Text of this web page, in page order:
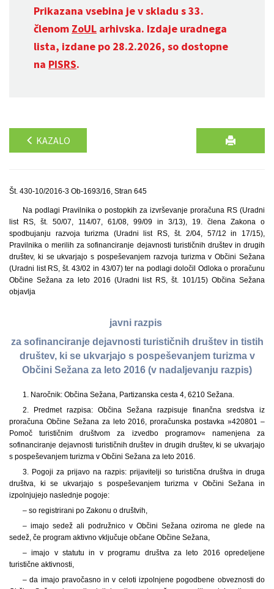
Prikazana vsebina je v skladu s 33.
členom ZoUL arhivska. Izdaje uradnega
lista, izdane po 28.2.2026, so dostopne
na PISRS.
KAZALO
Št. 430-10/2016-3 Ob-1693/16, Stran 645
Na podlagi Pravilnika o postopkih za izvrševanje proračuna RS (Uradni
list RS, št. 50/07, 114/07, 61/08, 99/09 in 3/13), 19. člena Zakona o
spodbujanju razvoja turizma (Uradni list RS, št. 2/04, 57/12 in 17/15),
Pravilnika o merilih za sofinanciranje dejavnosti turističnih društev in drugih
društev, ki se ukvarjajo s pospeševanjem razvoja turizma v Občini Sežana
(Uradni list RS, št. 43/02 in 43/07) ter na podlagi določil Odloka o proračunu
Občine Sežana za leto 2016 (Uradni list RS, št. 101/15) Občina Sežana
objavlja
javni razpis
za sofinanciranje dejavnosti turističnih društev in tistih
društev, ki se ukvarjajo s pospeševanjem turizma v
Občini Sežana za leto 2016 (v nadaljevanju razpis)
1. Naročnik: Občina Sežana, Partizanska cesta 4, 6210 Sežana.
2. Predmet razpisa: Občina Sežana razpisuje finančna sredstva iz
proračuna Občine Sežana za leto 2016, proračunska postavka »420801 –
Pomoč turističnim društvom za izvedbo programov« namenjena za
sofinanciranje dejavnosti turističnih društev in drugih društev, ki se ukvarjajo
s pospeševanjem turizma v Občini Sežana za leto 2016.
3. Pogoji za prijavo na razpis: prijavitelji so turistična društva in druga
društva, ki se ukvarjajo s pospeševanjem turizma v Občini Sežana in
izpolnjujejo naslednje pogoje:
– so registrirani po Zakonu o društvih,
– imajo sedež ali podružnico v Občini Sežana oziroma ne glede na
sedež, če program aktivno vključuje občane Občine Sežana,
– imajo v statutu in v programu društva za leto 2016 opredeljene
turistične aktivnosti,
– da imajo pravočasno in v celoti izpolnjene pogodbene obveznosti do